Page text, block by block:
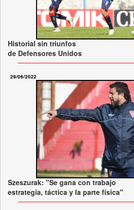
Historial sin triunfos
de Defensores Unidos
29/06/2022
Szeszurak: "Se gana con trabajo
estrategia, táctica y la parte física"